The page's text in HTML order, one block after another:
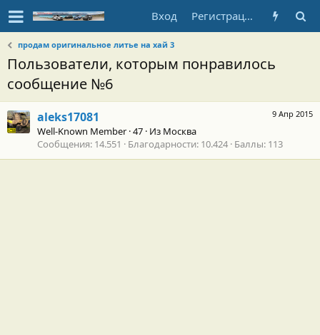
Вход Регистрация
продам оригинальное литье на хай 3
Пользователи, которым понравилось
сообщение №6
9 Апр 2015
aleks17081
Well-Known Member ·47 · Из Москва
Сообщения 14.551 Благодарности 10.424 Баллы 113